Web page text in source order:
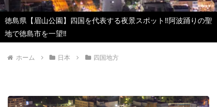
徳島県【眉山公園】四国を代表する夜景スポット‼︎阿波踊りの聖
地で徳島市を一望‼︎
ホーム 日本 四国地方